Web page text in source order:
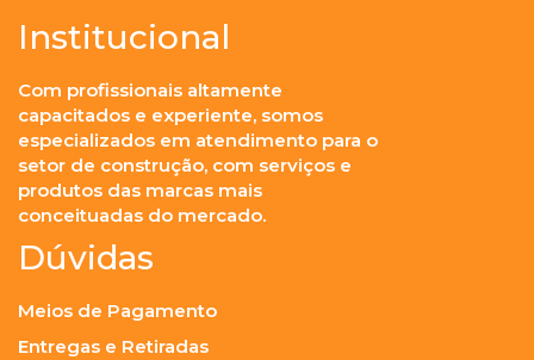
Institucional
Com profissionais altamente
capacitados e experiente, somos
especializados em atendimento para o
setor de construção, com serviços e
produtos das marcas mais
conceituadas do mercado.
Dúvidas
Meios de Pagamento
Entregas e Retiradas